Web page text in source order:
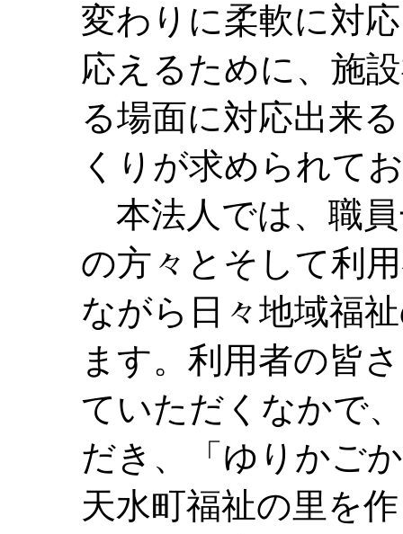
変わりに柔軟に対
応えるために、施
る場面に対応出来
くりが求められて
本法人では、職
の方々とそして利
ながら日々地域福
ます。利用者の皆
ていただくなかで
だき、「ゆりかご
天水町福祉の里を